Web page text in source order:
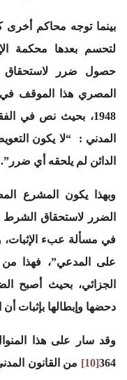
بينما توجه محاكم
لتحسم بعدها محكمة
حصول ضرر لاستحقاق
المدني :“لا يكون
الدائن لم يلحقه أي ضرر”.
وبهذا يكون المشرع
الضرر لاستحقاق
في مسألة عبء
على المدعي”، فهذا
الجزائي، بحيث أصبح
دحضها وإبطالها بإثبات
وقد سار على هذا
364
[10]
من القانون